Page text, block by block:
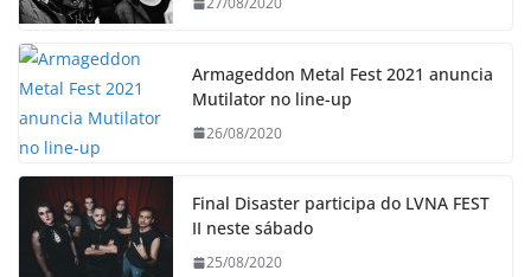
Armageddon Metal Fest 2021 anuncia
Mutilator no line-up
26/08/2020
Final Disaster participa do LVNA FEST
II neste sábado
25/08/2020